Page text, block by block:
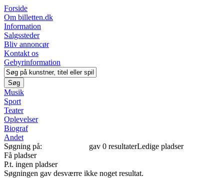
Forside
Om billetten.dk
Information
Salgssteder
Bliv annoncør
Kontakt os
Gebyrinformation
Musik
Sport
Teater
Oplevelser
Biograf
Andet
Søgning på:
gav 0 resultaterLedige pladser
Få pladser
P.t. ingen pladser
Søgningen gav desværre ikke noget resultat.